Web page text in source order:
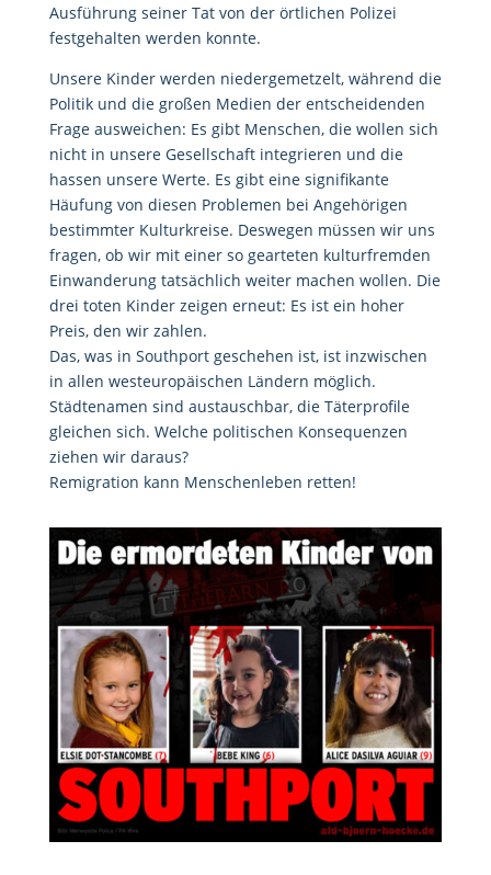
Ausführung seiner Tat von der örtlichen Polizei
festgehalten werden konnte.
Unsere Kinder werden niedergemetzelt, während die
Politik und die großen Medien der entscheidenden
Frage ausweichen: Es gibt Menschen, die wollen sich
nicht in unsere Gesellschaft integrieren und die
hassen unsere Werte. Es gibt eine signifikante
Häufung von diesen Problemen bei Angehörigen
bestimmter Kulturkreise. Deswegen müssen wir uns
fragen, ob wir mit einer so gearteten kulturfremden
Einwanderung tatsächlich weiter machen wollen. Die
drei toten Kinder zeigen erneut: Es ist ein hoher
Preis, den wir zahlen.
Das, was in Southport geschehen ist, ist inzwischen
in allen westeuropäischen Ländern möglich.
Städtenamen sind austauschbar, die Täterprofile
gleichen sich. Welche politischen Konsequenzen
ziehen wir daraus?
Remigration kann Menschenleben retten!